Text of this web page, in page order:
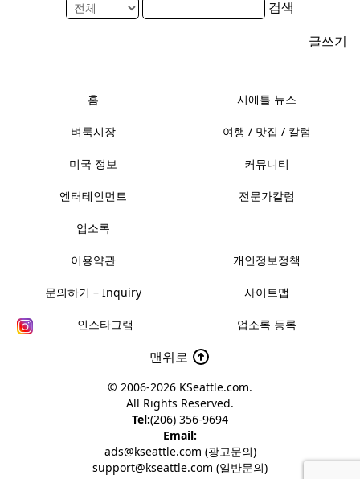
검색
글쓰기
홈 시애틀 뉴스
벼룩시장 여행 / 맛집 / 칼럼
미국 정보 커뮤니티
엔터테인먼트 전문가칼럼
업소록
이용약관 개인정보정책
문의하기 – Inquiry 사이트맵
인스타그램 업소록 등록
맨위로
© 2006-2026 KSeattle.com.
All Rights Reserved.
Tel:(206) 356-9694
Email:
ads@kseattle.com (광고문의)
support@kseattle.com (일반문의)